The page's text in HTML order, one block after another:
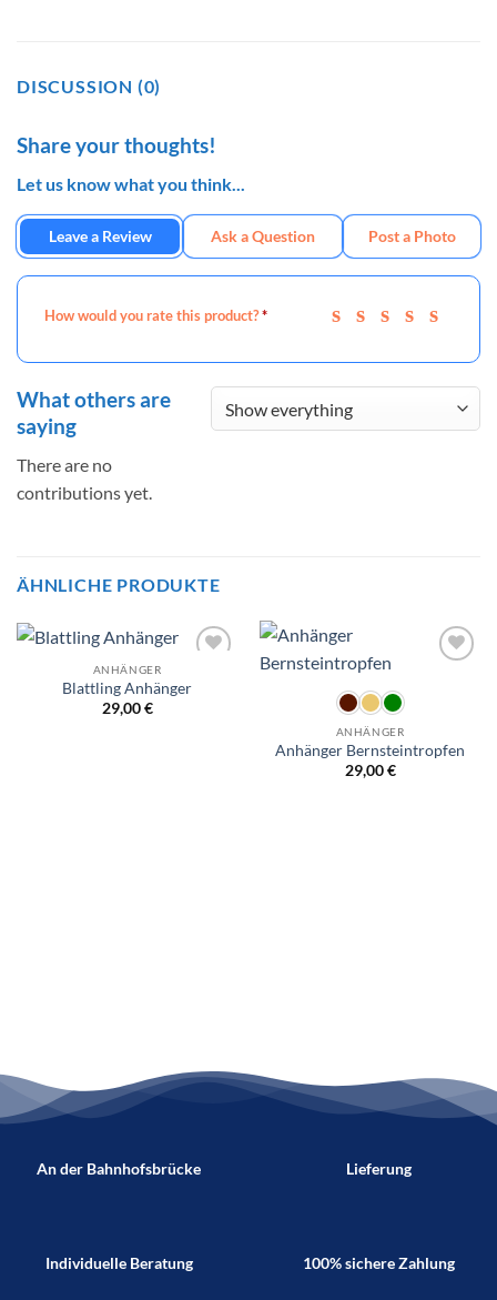
DISCUSSION (0)
Share your thoughts!
Let us know what you think...
Leave a Review Ask a Question Post a Photo
How would you rate this product?*
What others are
saying
There are no
contributions yet.
ÄHNLICHE PRODUKTE
Wunschliste
ANHÄNGER
Blattling Anhänger
29,00€
ANHÄNGER
Anhänger Bernsteintropfen
29,00€
An der Bahnhofsbrücke Lieferung
Individuelle Beratung 100% sichere Zahlung